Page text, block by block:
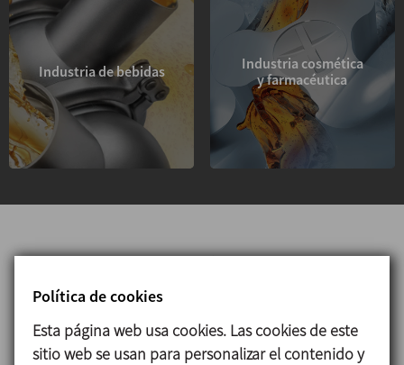
Industria de bebidas
Industria cosmética
y farmacéutica
recientes
Política de cookies
Esta página web usa cookies. Las cookies de este
sitio web se usan para personalizar el contenido y